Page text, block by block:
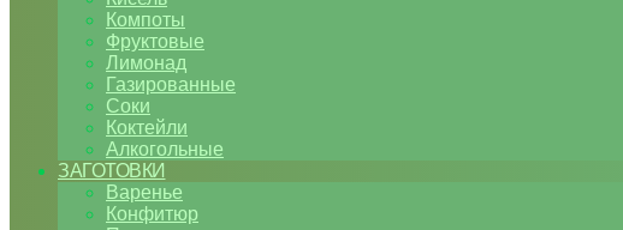
Компоты
Фруктовые
Лимонад
Газированные
Соки
Коктейли
Алкогольные
ЗАГОТОВКИ
Варенье
Конфитюр